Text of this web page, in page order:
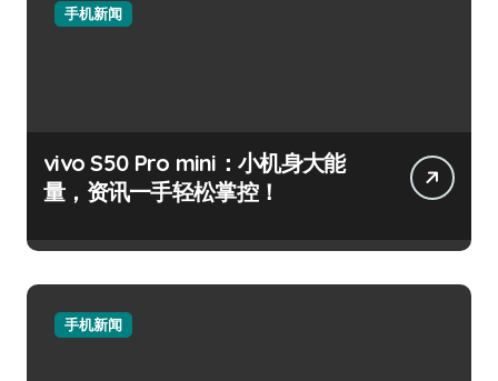
手机新闻
vivo S50 Pro mini：小机身大能
量，资讯一手轻松掌控！
手机新闻